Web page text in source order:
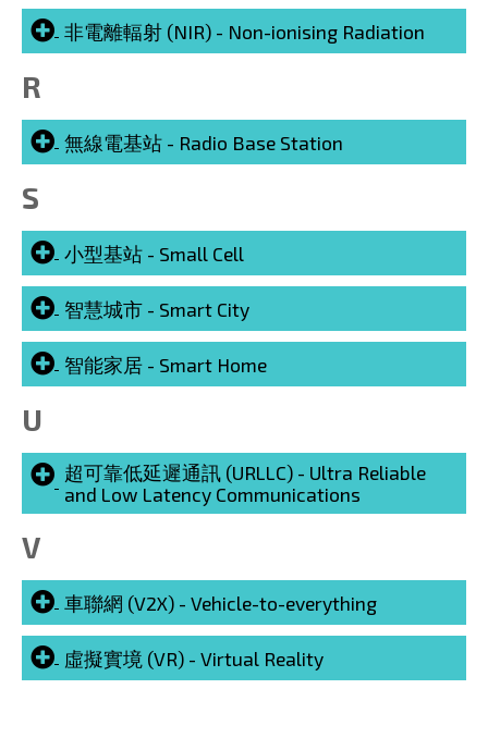
非電離輻射 (NIR) - Non-ionising Radiation
R
無線電基站 - Radio Base Station
S
小型基站 - Small Cell
智慧城市 - Smart City
智能家居 - Smart Home
U
超可靠低延遲通訊 (URLLC) - Ultra Reliable
and Low Latency Communications
V
車聯網 (V2X) - Vehicle-to-everything
虛擬實境 (VR) - Virtual Reality